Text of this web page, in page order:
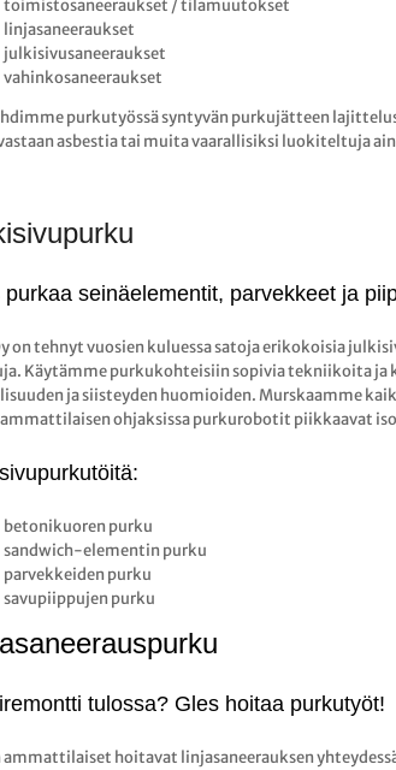
toimistosaneeraukset / tilamuutokset
linjasaneeraukset
julkisivusaneeraukset
vahinkosaneeraukset
purkutyössä syntyvän purkujätteen
asbestia tai muita vaarallisiksi luokiteltuja
purkaa seinäelementit, parvekkeet ja
on tehnyt vuosien kuluessa satoja erikokoisia
Käytämme purkukohteisiin sopivia tekniikoita ja
ja siisteyden huomioiden. Murskaamme
ammattilaisen ohjaksissa purkurobotit piikkaavat
betonikuoren purku
sandwich-elementin purku
parvekkeiden purku
savupiippujen purku
tulossa? Gles hoitaa purkutyöt!
ammattilaiset hoitavat linjasaneerauksen